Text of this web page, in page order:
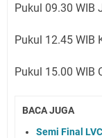
Pukul 09.30 WIB
Pukul 12.45 WIB
Pukul 15.00 WIB
BACA JUGA
Semi Final